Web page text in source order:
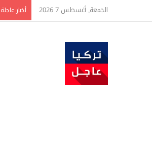
الجمعة, أغسطس 7 2026 أخبار عاجلة